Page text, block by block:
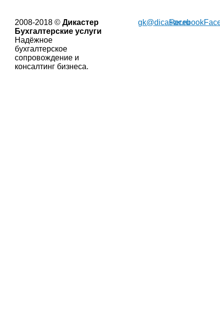
2008-2018 © Дикастер
Бухгалтерские услуги
Надёжное
бухгалтерское
сопровождение и
консалтинг бизнеса.
gk@dicaster.ru
Facebook